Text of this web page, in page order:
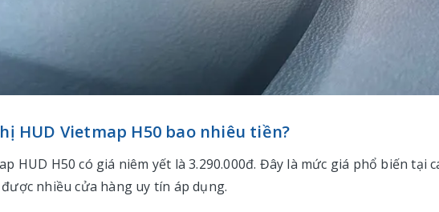
HUD Vietmap H50 bao nhiêu tiền?
HUD H50 có giá niêm yết là 3.290.000đ. Đây là mức giá phổ biến tại
nhiều cửa hàng uy tín áp dụng.